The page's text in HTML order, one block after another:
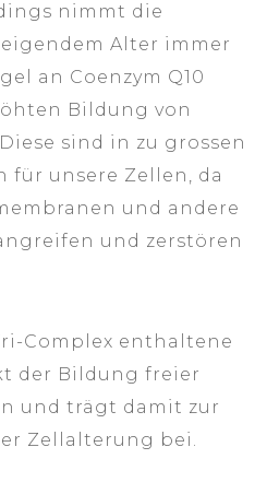
nimmt die
Alter immer
an Coenzym Q10
Bildung von
sind in zu grossen
für unsere Zellen, da
und andere
und zerstören
Complex enthaltene
der Bildung freier
und trägt damit zur
Zellalterung bei.